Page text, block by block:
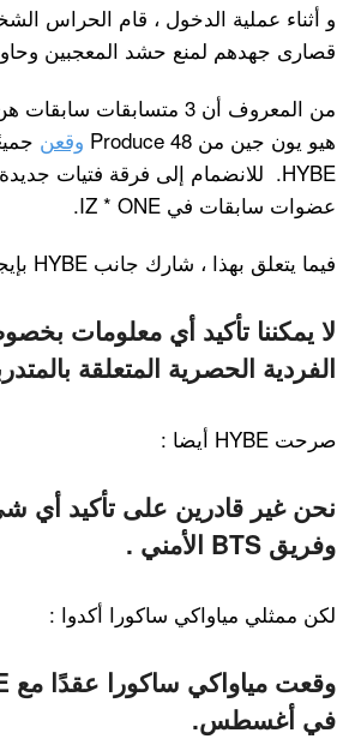
و أثناء عملية الدخول ، قام الحراس
قصارى جهدهم لمنع حشد المعجبين
هيو يون جين من Produce 48
وقعن
عضوات سابقات في IZ * ONE.
فيما يتعلق بهذا ، شارك جانب HYBE بإيجاز شديد :
لا يمكننا تأكيد أي معلومات
الفردية الحصرية المتعلقة
صرحت HYBE أيضا :
نحن غير قادرين على تأكيد أي
وفريق BTS الأمني .
لكن ممثلي مياواكي ساكورا أكدوا :
في أغسطس.